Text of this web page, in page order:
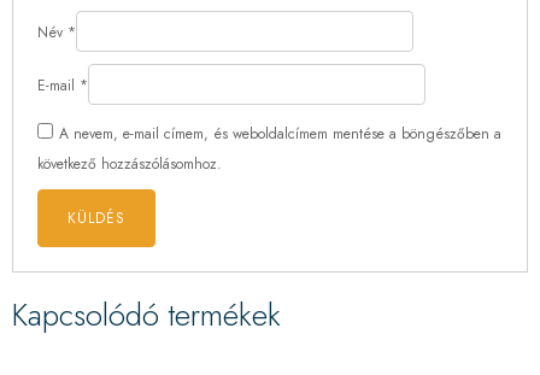
Név *
E-mail *
A nevem, e-mail címem, és weboldalcímem mentése a böngészőben a
következő hozzászólásomhoz.
Kapcsolódó termékek